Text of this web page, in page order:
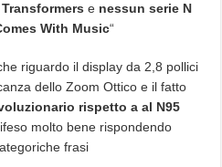
Transformers e nessun serie N
With Music“
riguardo il display da 2,8 pollici
dello Zoom Ottico e il fatto
rispetto a al N95
molto bene rispondendo
frasi